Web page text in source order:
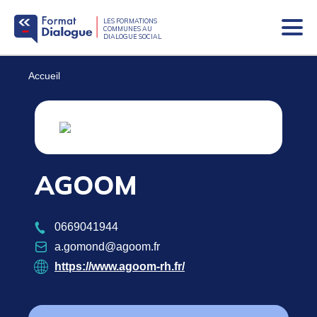
LES FORMATIONS
COMMUNES AU
DIALOGUE SOCIAL
sur
Fil
d'Ariane
Accueil
AGOOM
0669041944
a.gomond@agoom.fr
https://www.agoom-rh.fr/